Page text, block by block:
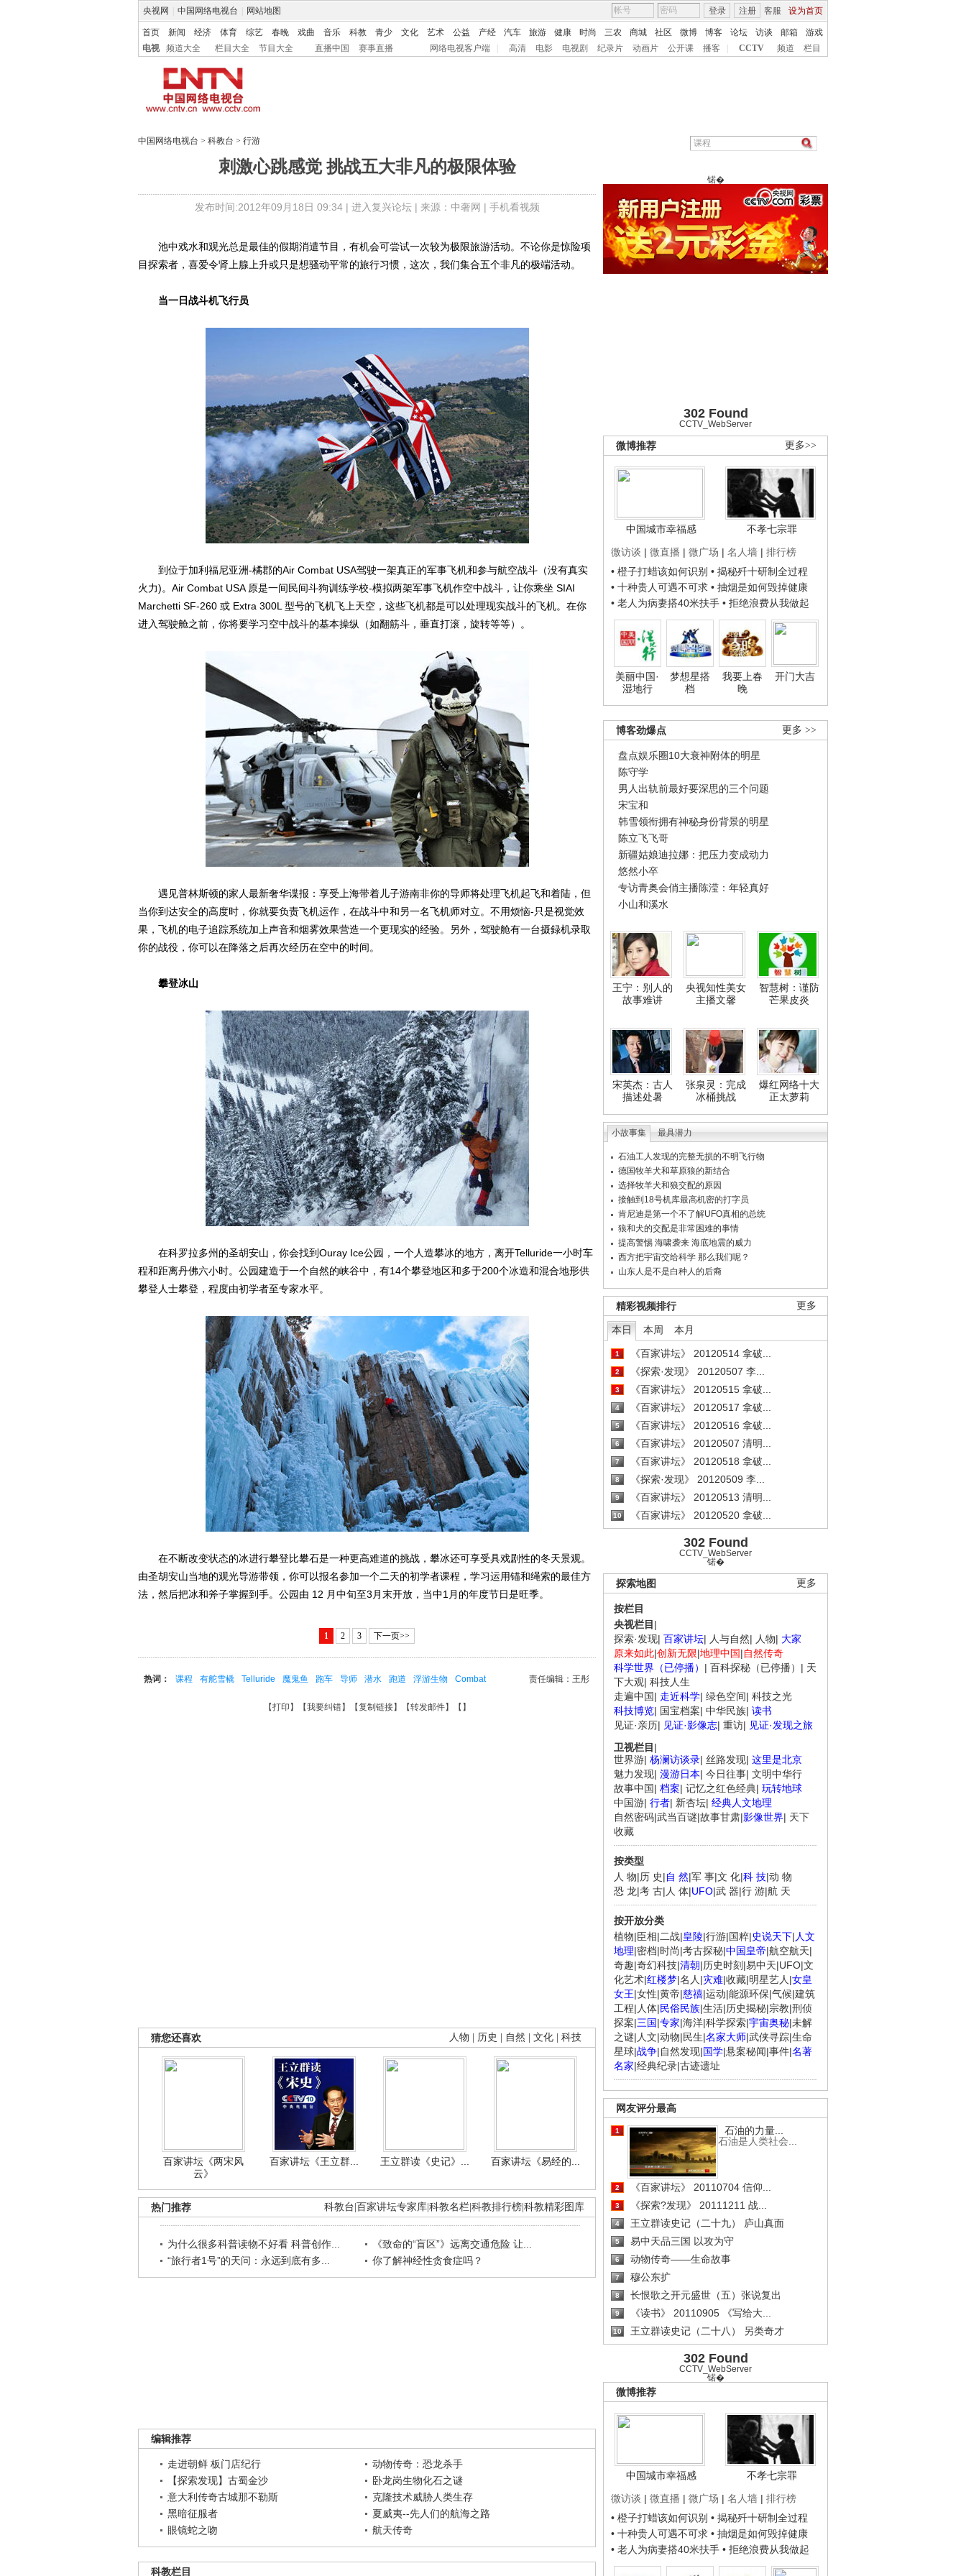
央视网 中国网络电视台 网站地图 客服 设为首页
登录 注册
首页 新闻 经济 体育 综艺 春晚 戏曲 音乐 科教 青少 文化 艺术 公益 产经 汽车 旅游 健康 时尚 三农 商城 社区 微博 博客 论坛 访谈 邮箱
游戏
电视
频道大全 栏目大全 节目大全 直播中国 赛事直播 网络电视客户端 高清 电影 电视剧 纪录片 动画片 公开课 播客 CCTV 频道 栏目
中国网络电视台 > 科教台 > 行游
锘�
302 Found
CCTV_WebServer
更多>>
微博推荐
中国城市幸福感
不孝七宗罪
微访谈 | 微直播 | 微广场 | 名人墙 | 排行榜
• 橙子打蜡该如何识别 • 揭秘歼十研制全过程
• 十种贵人可遇不可求 • 抽烟是如何毁掉健康
• 老人为病妻搭40米扶手 • 拒绝浪费从我做起
美丽中国·
湿地行
梦想星搭
档
我要上春
晚
开门大吉
更多 >>
博客劲爆点
盘点娱乐圈10大衰神附体的明星
陈守学
男人出轨前最好要深思的三个问题
宋宝和
韩雪领衔拥有神秘身份背景的明星
陈立飞飞哥
新疆姑娘迪拉娜：把压力变成动力
悠然小卒
专访青奥会俏主播陈滢：年轻真好
小山和溪水
王宁：别人的
故事难讲
央视知性美女
主播文馨
智慧树：谨防
芒果皮炎
宋英杰：古人
描述处暑
张泉灵：完成
冰桶挑战
爆红网络十大
正太萝莉
小故事集 最具潜力
石油工人发现的完整无损的不明飞行物
德国牧羊犬和草原狼的新结合
选择牧羊犬和狼交配的原因
接触到18号机库最高机密的打字员
肯尼迪是第一个不了解UFO真相的总统
狼和犬的交配是非常困难的事情
提高警惕 海啸袭来 海底地震的威力
西方把宇宙交给科学 那么我们呢？
山东人是不是白种人的后裔
更多
精彩视频排行
本日 本周 本月
1 《百家讲坛》 20120514 拿破...
2 《探索·发现》 20120507 李...
3 《百家讲坛》 20120515 拿破...
4 《百家讲坛》 20120517 拿破...
5 《百家讲坛》 20120516 拿破...
6 《百家讲坛》 20120507 清明...
7 《百家讲坛》 20120518 拿破...
8 《探索·发现》 20120509 李...
9 《百家讲坛》 20120513 清明...
10 《百家讲坛》 20120520 拿破...
302 Found
CCTV_WebServer
锘�
更多
探索地图
按栏目
央视栏目 |
探索·发现| 百家讲坛| 人与自然| 人物| 大家
原来如此|创新无限|地理中国|自然传奇
科学世界（已停播） | 百科探秘（已停播） | 天
下大观| 科技人生
走遍中国| 走近科学| 绿色空间| 科技之光
科技博览| 国宝档案| 中华民族| 读书
见证·亲历| 见证·影像志| 重访| 见证·发现之旅
卫视栏目 |
世界游| 杨澜访谈录| 丝路发现| 这里是北京
魅力发现| 漫游日本| 今日往事| 文明中华行
故事中国| 档案| 记忆之红色经典| 玩转地球
中国游| 行者| 新杏坛| 经典人文地理
自然密码|武当百谜|故事甘肃|影像世界| 天下
收藏
按类型
人 物|历 史|自 然|军 事|文 化|科 技|动 物
恐 龙|考 古| 人 体|UFO|武 器|行 游|航 天
按开放分类
植物|臣相|二战|皇陵|行游|国粹|史说天下| 人文
地理|密档|时尚|考古探秘|中国皇帝|航空航天|
奇趣|奇幻科技|清朝|历史时刻 |易中天|UFO|文
化艺术|红楼梦|名人 |灾难|收藏|明星艺人 |女皇
女王|女性|黄帝|慈禧|运动|能源环保|气候|建筑
工程| 人体|民俗民族|生活|历史揭秘|宗教|刑侦
探案|三国|专家|海洋|科学探索|宇宙奥秘|未解
之谜| 人文|动物|民生|名家大师|武侠寻踪|生命
星球|战争|自然发现|国学|悬案秘闻|事件|名著
名家|经典纪录|古迹遗址
网友评分最高
1
石油的力量...
石油是人类社会...
2 《百家讲坛》 20110704 信仰...
3 《探索?发现》 20111211 战...
4 王立群读史记（二十九） 庐山真面
5 易中天品三国 以攻为守
6 动物传奇——生命故事
7 穆公东扩
8 长恨歌之开元盛世（五）张说复出
9 《读书》 20110905 《写给大...
10 王立群读史记（二十八） 另类奇才
302 Found
CCTV_WebServer
锘�
微博推荐
中国城市幸福感
不孝七宗罪
微访谈 | 微直播 | 微广场 | 名人墙 | 排行榜
• 橙子打蜡该如何识别 • 揭秘歼十研制全过程
• 十种贵人可遇不可求 • 抽烟是如何毁掉健康
• 老人为病妻搭40米扶手 • 拒绝浪费从我做起
刺激心跳感觉 挑战五大非凡的极限体验
发布时间:2012年09月18日 09:34 | 进入复兴论坛| 来源： 中奢网 | 手机看视频
池中戏水和观光总是最佳的假期消遣节目，有机会可尝试一次较为极限旅游活动。不论你是惊险项
目探索者，喜爱令肾上腺上升或只是想骚动平常的旅行习惯，这次，我们集合五个非凡的极端活动。
当一日战斗机飞行员
到位于加利福尼亚洲-橘郡的Air Combat USA驾驶一架真正的军事飞机和参与航空战斗（没有真实
火力)。Air Combat USA 原是一间民间斗狗训练学校-模拟两架军事飞机作空中战斗，让你乘坐 SIAI
Marchetti SF-260 或 Extra 300L 型号的飞机飞上天空，这些飞机都是可以处理现实战斗的飞机。在你
进入驾驶舱之前，你将要学习空中战斗的基本操纵（如翻筋斗，垂直打滚，旋转等等）。
遇见普林斯顿的家人最新奢华谍报：享受上海带着儿子游南非你的导师将处理飞机起飞和着陆，但
当你到达安全的高度时，你就要负责飞机运作，在战斗中和另一名飞机师对立。不用烦恼-只是视觉效
果，飞机的电子追踪系统加上声音和烟雾效果营造一个更现实的经验。另外，驾驶舱有一台摄録机录取
你的战役，你可以在降落之后再次经历在空中的时间。
攀登冰山
在科罗拉多州的圣胡安山，你会找到Ouray Ice公园，一个人造攀冰的地方，离开Telluride一小时车
程和距离丹佛六小时。公园建造于一个自然的峡谷中，有14个攀登地区和多于200个冰造和混合地形供
攀登人士攀登，程度由初学者至专家水平。
在不断改变状态的冰进行攀登比攀石是一种更高难道的挑战，攀冰还可享受具戏剧性的冬天景观。
由圣胡安山当地的观光导游带领，你可以报名参加一个二天的初学者课程，学习运用锚和绳索的最佳方
法，然后把冰和斧子掌握到手。公园由 12 月中旬至3月末开放，当中1月的年度节日是旺季。
1 2 3 下一页>>
责任编辑：王彤
热词： 课程 有舵雪橇 Telluride 魔鬼鱼 跑车 导师 潜水 跑道 浮游生物 Combat
【打印 】【我要纠错】【复制链接】【转发邮件】【 】
人物 历史 自然 文化 科技
猜您还喜欢
百家讲坛《两宋风
云》
百家讲坛《王立群... 王立群读《史记》... 百家讲坛《易经的...
科教台 百家讲坛专家库 科教名栏 科教排行榜 科教精彩图库
热门推荐
为什么很多科普读物不好看 科普创作...
《致命的“盲区”》远离交通危险 让...
“旅行者1号”的天问：永远到底有多...
你了解神经性贪食症吗？
编辑推荐
走进朝鲜 板门店纪行
动物传奇：恐龙杀手
【探索发现】古蜀金沙
卧龙岗生物化石之谜
意大利传奇古城那不勒斯
克隆技术威胁人类生存
黑暗征服者
夏威夷--先人们的航海之路
眼镜蛇之吻
航天传奇
科教栏目